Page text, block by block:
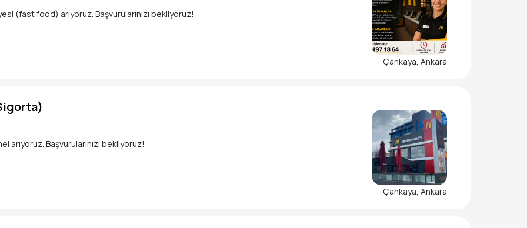
!
Çankaya, Ankara
(fast food) arıyoruz. Başvurularınızı bekliyoruz!
Çankaya, Ankara
Başvurularınızı bekliyoruz!